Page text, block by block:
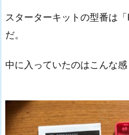
スターターキットの型番は
だ。
中に入っていたのはこんな感